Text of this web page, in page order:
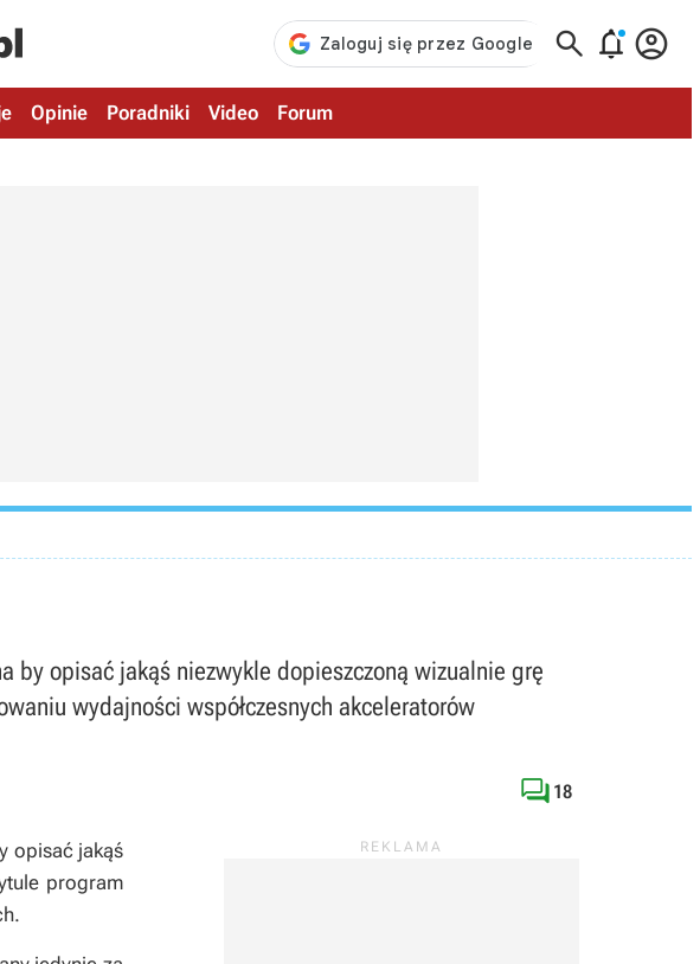
  
Opinie Poradniki Video Forum
by opisać jakąś niezwykle dopieszczoną wizualnie grę
wydajności współczesnych akceleratorów
 18
opisać jakąś
program